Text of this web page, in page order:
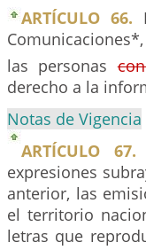
ARTÍCULO 66.
las personas
derecho a la
Notas de Vigencia
ARTÍCULO 67.
expresiones
anterior, las
el territorio
letras que